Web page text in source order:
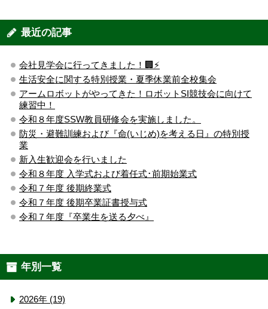
最近の記事
会社見学会に行ってきました！🏢⚡️
生活安全に関する特別授業・夏季休業前全校集会
アームロボットがやってきた！ロボットSI競技会に向けて
練習中！
令和８年度SSW教員研修会を実施しました。
防災・避難訓練および『命(いじめ)を考える日』の特別授
業
新入生歓迎会を行いました
令和８年度 入学式および着任式･前期始業式
令和７年度 後期終業式
令和７年度 後期卒業証書授与式
令和７年度『卒業生を送る夕べ』
年別一覧
2026年 (19)